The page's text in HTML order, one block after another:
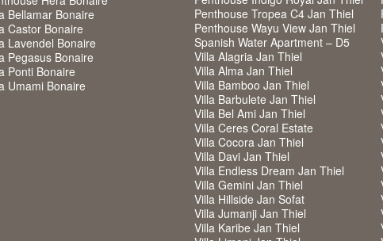
Bellamar Bonaire
Castor Bonaire
Lavendel Bonaire
Pegasus Bonaire
Ponti Bonaire
Umami Bonaire
Penthouse Tropea C4 Jan Thiel
Penthouse Wayu View Jan Thiel
Spanish Water Apartment – D5
Villa Alagria Jan Thiel
Villa Alma Jan Thiel
Villa Bamboo Jan Thiel
Villa Barbulete Jan Thiel
Villa Bel Ami Jan Thiel
Villa Ceres Coral Estate
Villa Cocora Jan Thiel
Villa Davi Jan Thiel
Villa Endless Dream Jan Thiel
Villa Gemini Jan Thiel
Villa Hillside Jan Sofat
Villa Jumanji Jan Thiel
Villa Karibe Jan Thiel